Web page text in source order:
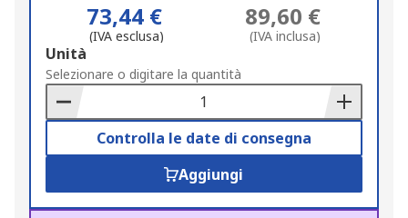
73,44 €
(IVA esclusa)
89,60 €
(IVA inclusa)
Add
to
Basket
Unità
Selezionare o digitare la quantità
Controlla le date di consegna
Aggiungi